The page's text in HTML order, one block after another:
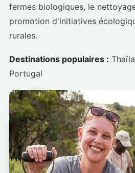
fermes biologiques, le
promotion d'initiatives
rurales.
Destinations populaires :
Portugal